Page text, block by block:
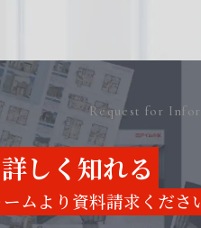
Request for
しく知れる
ムより資料請求くださ